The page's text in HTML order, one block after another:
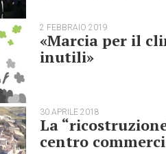
2 FEBBRAIO 2019
«Marcia per il
inutili»
30 APRILE 2018
La
centro